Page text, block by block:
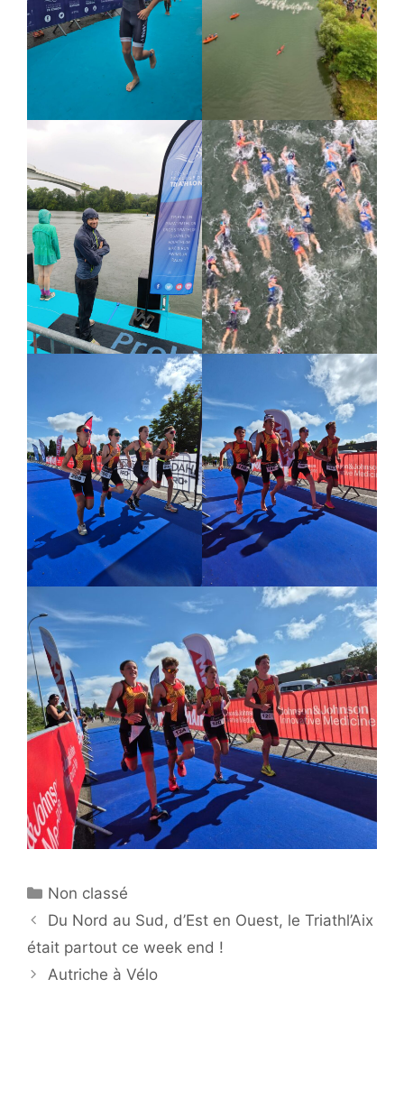
Catégories
Non classé
Du Nord au Sud, d’Est en Ouest, le Triathl’Aix
était partout ce week end !
Autriche à Vélo